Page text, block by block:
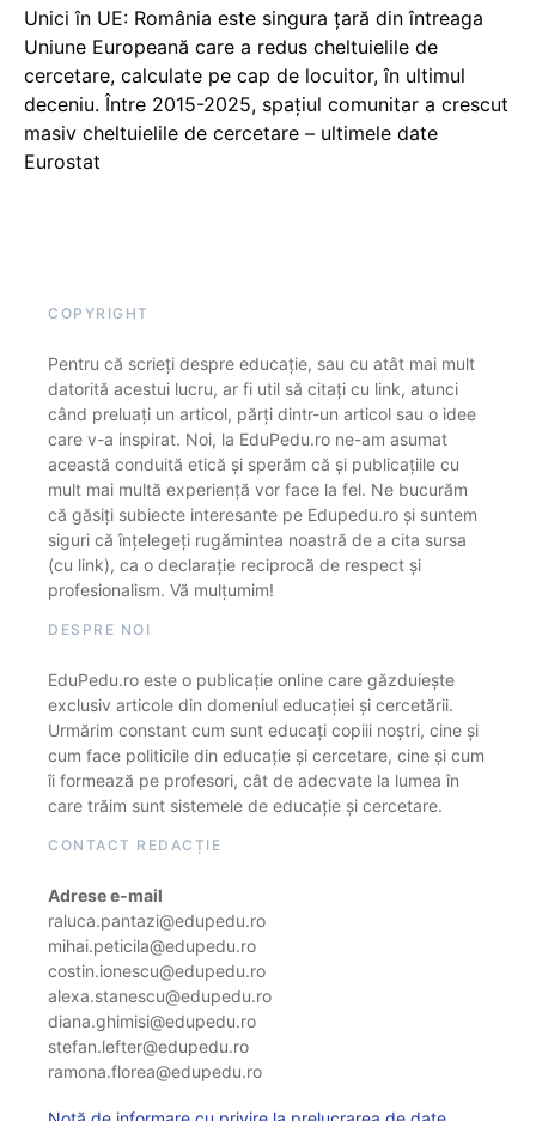
Unici în UE: România este singura țară din întreaga
Uniune Europeană care a redus cheltuielile de
cercetare, calculate pe cap de locuitor, în ultimul
deceniu. Între 2015-2025, spațiul comunitar a crescut
masiv cheltuielile de cercetare – ultimele date
Eurostat
COPYRIGHT
Pentru că scrieți despre educație, sau cu atât mai mult
datorită acestui lucru, ar fi util să citați cu link, atunci
când preluați un articol, părți dintr-un articol sau o idee
care v-a inspirat. Noi, la EduPedu.ro ne-am asumat
această conduită etică și sperăm că și publicațiile cu
mult mai multă experiență vor face la fel. Ne bucurăm
că găsiți subiecte interesante pe Edupedu.ro și suntem
siguri că înțelegeți rugămintea noastră de a cita sursa
(cu link), ca o declarație reciprocă de respect și
profesionalism. Vă mulțumim!
DESPRE NOI
EduPedu.ro este o publicație online care găzduiește
exclusiv articole din domeniul educației și cercetării.
Urmărim constant cum sunt educați copiii noștri, cine și
cum face politicile din educație și cercetare, cine și cum
îi formează pe profesori, cât de adecvate la lumea în
care trăim sunt sistemele de educație și cercetare.
CONTACT REDACȚIE
Adrese e-mail
raluca.pantazi@edupedu.ro
mihai.peticila@edupedu.ro
costin.ionescu@edupedu.ro
alexa.stanescu@edupedu.ro
diana.ghimisi@edupedu.ro
stefan.lefter@edupedu.ro
ramona.florea@edupedu.ro